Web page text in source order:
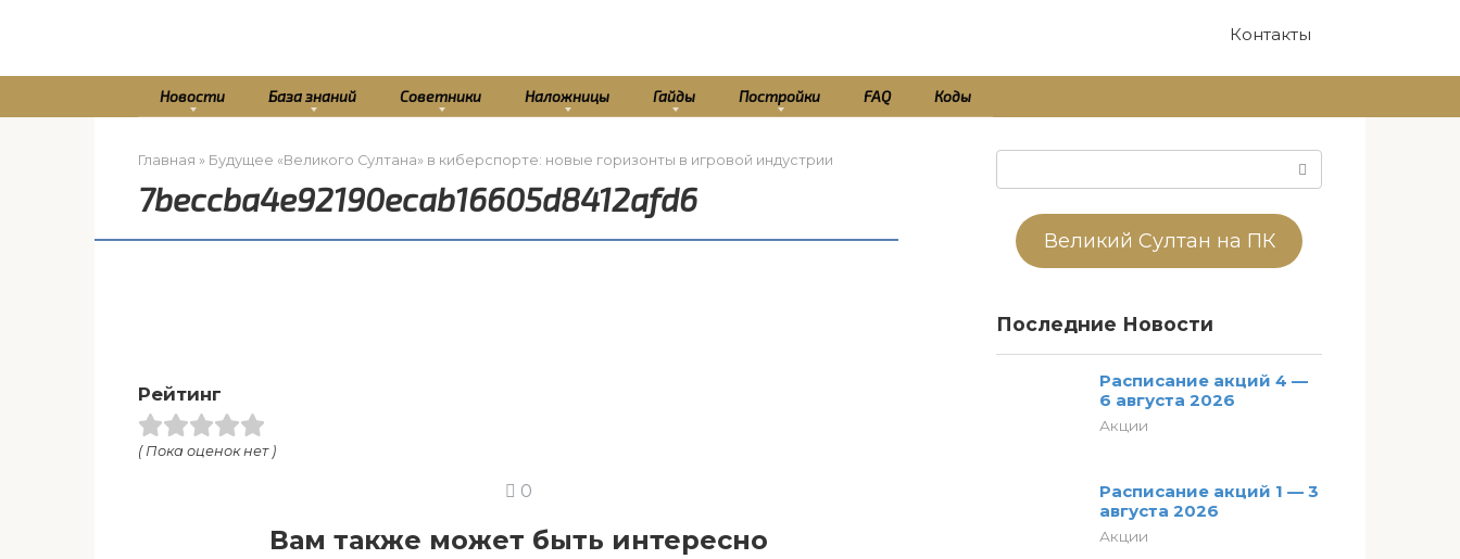
Контакты
Новости База знаний Советники Наложницы Гайды Постройки FAQ Коды
Главная » Будущее «Великого Султана» в киберспорте: новые горизонты в игровой индустрии
7beccba4e92190ecab16605d8412afd6
Рейтинг
( Пока оценок нет )
0
Вам также может быть интересно
Великий Султан на ПК
Последние Новости
Расписание акций 4 —
6 августа 2026
Акции
Расписание акций 1 — 3
августа 2026
Акции